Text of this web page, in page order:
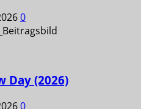
0
Day (2026)
0